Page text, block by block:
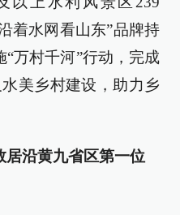
着水网看山东”品牌持
万村千河”行动，完成
美乡村建设，助力乡
居沿黄九省区第一位